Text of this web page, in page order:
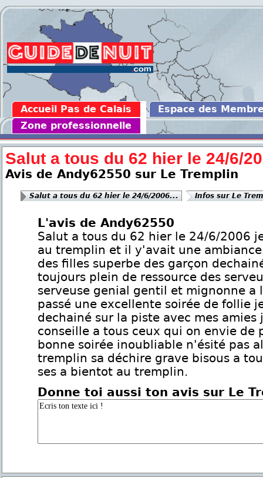
Accueil Pas de Calais
Espace des
Zone professionnelle
Salut a tous du 62 hier le 24/6/
Avis de Andy62550 sur Le Tremplin
Salut a tous du 62 hier le 24/6/2006... Infos sur Le
L'avis de Andy62550
Salut a tous du 62 hier le 24/6/2006
au tremplin et il y'avait une
des filles superbe des garçon
toujours plein de ressource des
serveuse genial gentil et mignonne a
passé une excellente soirée de follie
dechainé sur la piste avec mes amies
conseille a tous ceux qui on envie de
bonne soirée inoubliable n'ésité pas
tremplin sa déchire grave bisous a
ses a bientot au tremplin.
Donne toi aussi ton avis sur Le